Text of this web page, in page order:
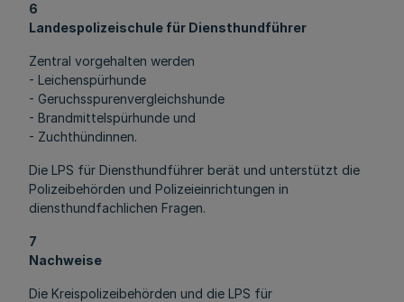
6
Landespolizeischule für Diensthundführer
Zentral vorgehalten werden
- Leichenspürhunde
- Geruchsspurenvergleichshunde
- Brandmittelspürhunde und
- Zuchthündinnen.
Die LPS für Diensthundführer berät und unterstützt die
Polizeibehörden und Polizeieinrichtungen in
diensthundfachlichen Fragen.
7
Nachweise
Die Kreispolizeibehörden und die LPS für